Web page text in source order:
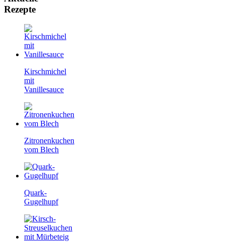
Rezepte
Kirschmichel
mit
Vanillesauce
Zitronenkuchen
vom Blech
Quark-
Gugelhupf